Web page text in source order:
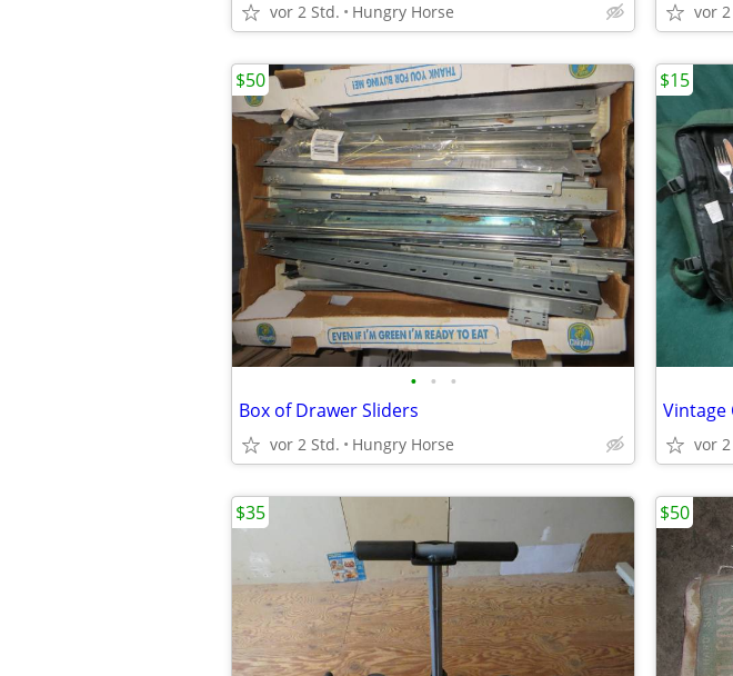
vor 2 Std. Hungry Horse vor
• • •
Box of Drawer Sliders
vor 2 Std. Hungry Horse
$50
vor
$15
$35 $50